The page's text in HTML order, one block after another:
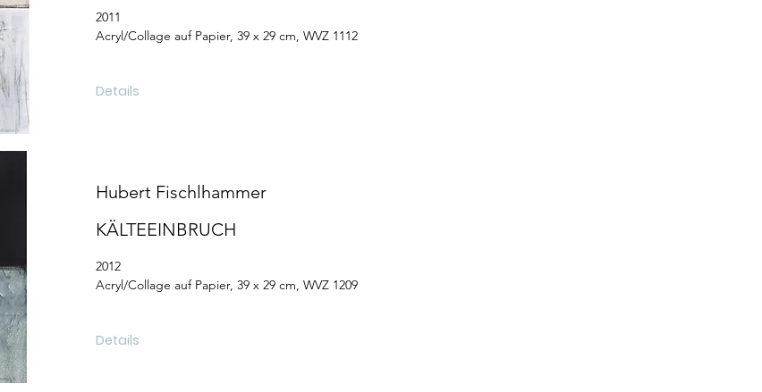
2011
Acryl/Collage auf Papier, 39 x 29 cm, WVZ 1112
Details
Hubert Fischlhammer
KÄLTEEINBRUCH
2012
Acryl/Collage auf Papier, 39 x 29 cm, WVZ 1209
Details